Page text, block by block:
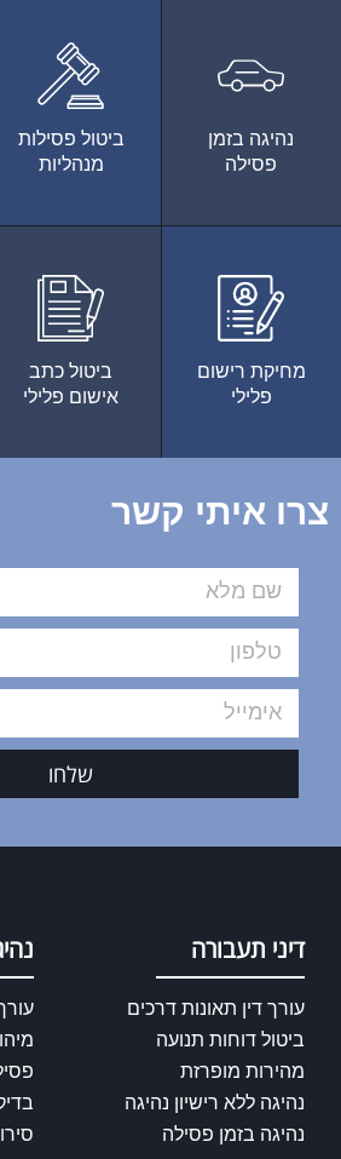
נהיגה בזמן
פסילה
ביטול פסילות
מנהליות
מחיקת רישום
פלילי
ביטול כתב
אישום פלילי
צרו איתי קשר
שלחו
דיני תעבורה
עורך דין תאונות דרכים
ביטול דוחות תנועה
מהירות מופרזת
נהיגה ללא רישיון נהיגה
נהיגה בזמן פסילה